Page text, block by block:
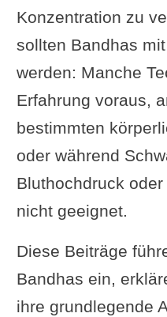
Konzentration zu
sollten Bandhas
werden: Manche
Erfahrung voraus,
bestimmten
oder während
Bluthochdruck
nicht geeignet.
Diese Beiträge
Bandhas ein,
ihre grundlegende